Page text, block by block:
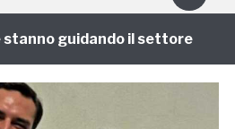
guidando il settore